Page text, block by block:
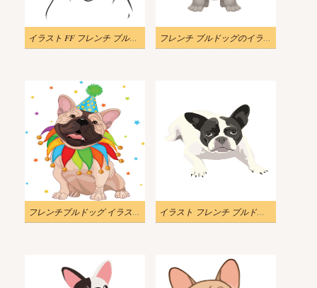
イラスト FF フレンチ ブルドッグのクリップアート フレンチ ブルドッグのイラストをダウンロードしてください
フレンチブルドッグ イラスト画像 イラスト フレンチ ブルドッグ クリップ アート無料